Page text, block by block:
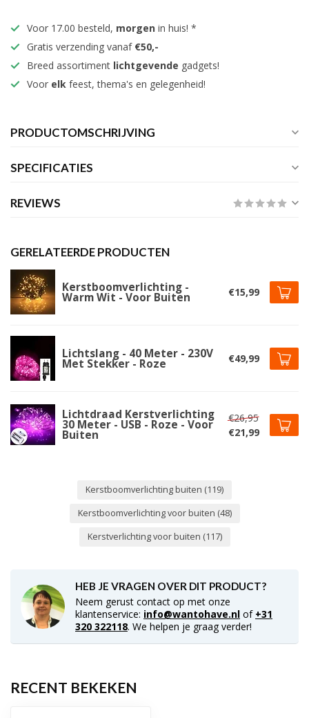
Voor 17.00 besteld, morgen in huis! *
Gratis verzending vanaf €50,-
Breed assortiment lichtgevende gadgets!
Voor elk feest, thema's en gelegenheid!
PRODUCTOMSCHRIJVING
SPECIFICATIES
REVIEWS
GERELATEERDE PRODUCTEN
Kerstboomverlichting -
Warm Wit - Voor Buiten €15,99
Lichtslang - 40 Meter - 230V
Met Stekker - Roze €49,99
Lichtdraad Kerstverlichting
30 Meter - USB - Roze - Voor
Buiten
€26,95
€21,99
Kerstboomverlichting buiten (119)
Kerstboomverlichting voor buiten (48)
Kerstverlichting voor buiten (117)
HEB JE VRAGEN OVER DIT PRODUCT?
Neem gerust contact op met onze
klantenservice: info@wantohave.nl of +31
320 322118. We helpen je graag verder!
RECENT BEKEKEN